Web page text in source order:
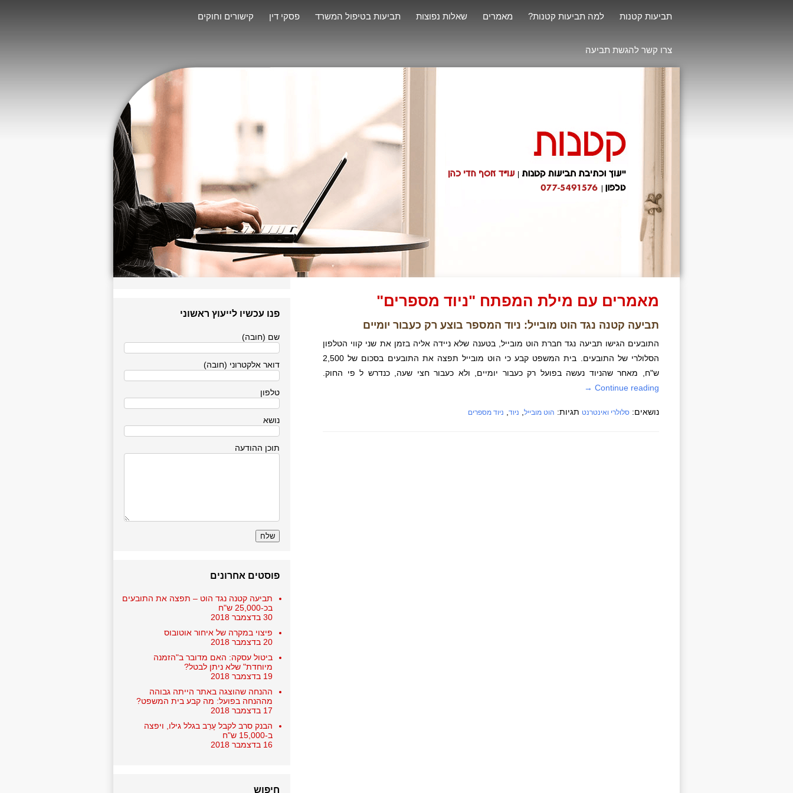
תביעות קטנות למה תביעות קטנות? מאמרים שאלות נפוצות תביעות בטיפול המשרד פסקי דין קישורים וחוקים
צרו קשר להגשת תביעה
פנו עכשיו לייעוץ ראשוני
שם (חובה)
דואר אלקטרוני (חובה)
טלפון
נושא
תוכן ההודעה
פוסטים אחרונים
תביעה קטנה נגד הוט – תפצה את התובעים
בכ-25,000 ש"ח
30 בדצמבר 2018
פיצוי במקרה של איחור אוטובוס
20 בדצמבר 2018
ביטול עסקה: האם מדובר ב"הזמנה
מיוחדת" שלא ניתן לבטל?
19 בדצמבר 2018
ההנחה שהוצגה באתר הייתה גבוהה
מההנחה בפועל: מה קבע בית המשפט?
17 בדצמבר 2018
הבנק סרב לקבל עָרֵב בגלל גילו, ויפצה
ב-15,000 ש"ח
16 בדצמבר 2018
חיפוש
מאמרים עם מילת המפתח "ניוד מספרים"
תביעה קטנה נגד הוט מובייל: ניוד המספר בוצע רק כעבור יומיים
התובעים הגישו תביעה נגד חברת הוט מובייל, בטענה שלא ניידה אליה בזמן את שני קווי הטלפון
הסלולרי של התובעים. בית המשפט קבע כי הוט מובייל תפצה את התובעים בסכום של 2,500
ש"ח, מאחר שהניוד נעשה בפועל רק כעבור יומיים, ולא כעבור חצי שעה, כנדרש ל פי החוק.
Continue reading
→
נושאים: סלולרי ואינטרנט תגיות: הוט מובייל ניוד ניוד מספרים